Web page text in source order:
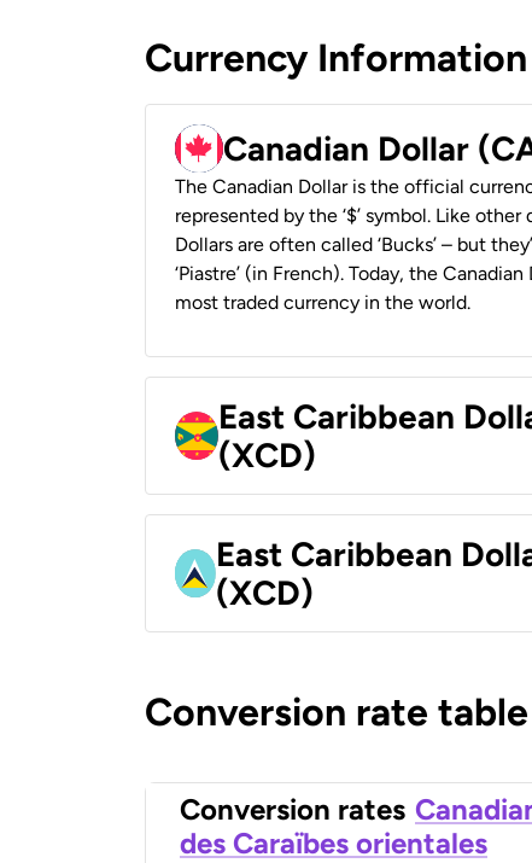
Currency Information
Canadian Dollar
The Canadian Dollar is the official
represented by the ‘$’ symbol. Like
Dollars are often called ‘Bucks’ – but
‘Piastre’ (in French). Today, the
most traded currency in the world.
East Caribbean
(XCD)
East Caribbean
(XCD)
Conversion rate
Conversion rates
des Caraïbes orientales